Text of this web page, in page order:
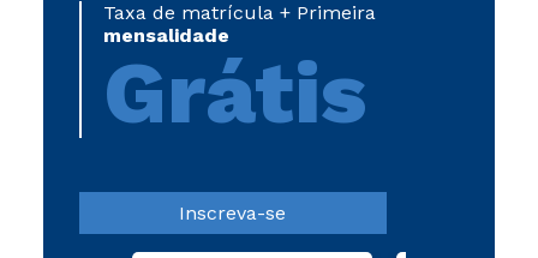
Taxa de matrícula + Primeira
mensalidade
Grátis
Inscreva-se